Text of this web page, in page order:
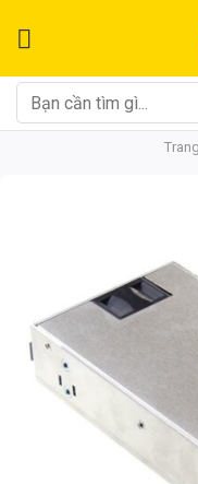
dung
Tìm
kiếm: